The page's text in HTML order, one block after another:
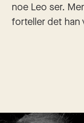
noe Leo ser.
forteller det han